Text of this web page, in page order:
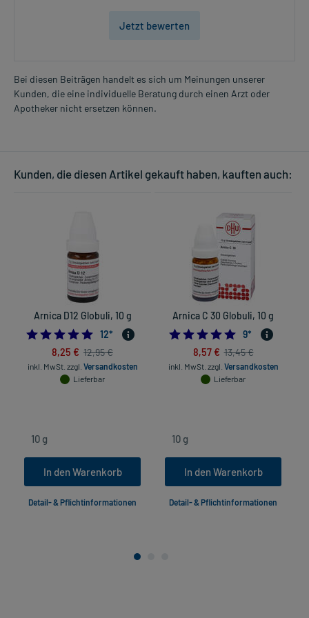
Jetzt bewerten
Bei diesen Beiträgen handelt es sich um Meinungen unserer
Kunden, die eine individuelle Beratung durch einen Arzt oder
Apotheker nicht ersetzen können.
Kunden, die diesen Artikel gekauft haben, kauften auch:
Arnica D12 Globuli, 10 g
5.0
12*
8,25 € 12,95 €
inkl. MwSt. zzgl. Versandkosten
Lieferbar
In den Warenkorb
Detail- & Pflichtinformationen
Arnica C 30 Globuli, 10 g
9*
8,57 € 13,45 €
inkl. MwSt. zzgl. Versandkosten
Lieferbar
In den Warenkorb
Detail- & Pflichtinformationen